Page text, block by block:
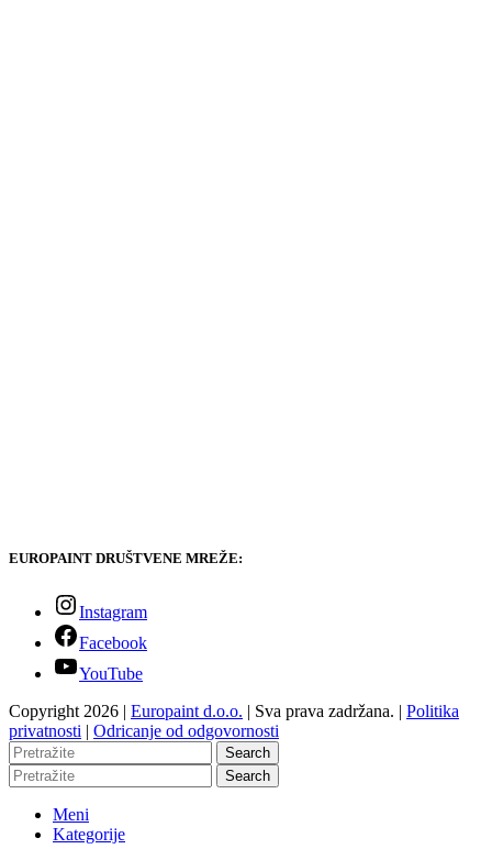
EUROPAINT DRUŠTVENE MREŽE:
Instagram
Facebook
YouTube
Copyright 2026 | Europaint d.o.o. | Sva prava zadržana. | Politika
privatnosti | Odricanje od odgovornosti
Search
Search
Meni
Kategorije